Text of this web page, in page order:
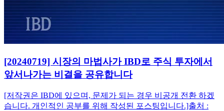
[20240719] 시장의 마법사가 IBD로 주식 투자에서
앞서나가는 비결을 공유합니다
[저작권은 IBD에 있으며, 문제가 되는 경우 비공개 전환 하겠
습니다. 개인적인 공부를 위해 작성된 포스팅입니다.]출처 :